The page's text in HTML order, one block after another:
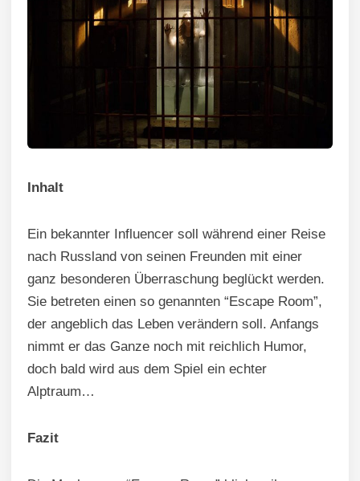
Inhalt
Ein bekannter Influencer soll während einer Reise
nach Russland von seinen Freunden mit einer
ganz besonderen Überraschung beglückt werden.
Sie betreten einen so genannten “Escape Room”,
der angeblich das Leben verändern soll. Anfangs
nimmt er das Ganze noch mit reichlich Humor,
doch bald wird aus dem Spiel ein echter
Alptraum…
Fazit